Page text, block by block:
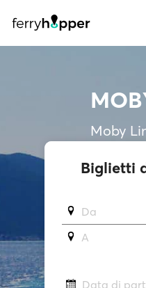
Moby
Biglietti
Da
A
Data di